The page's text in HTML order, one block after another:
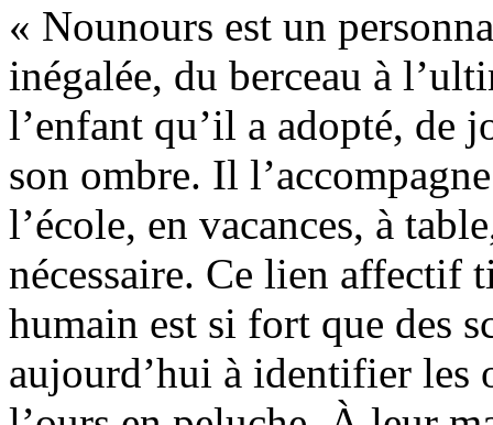
« Nounours est un
inégalée, du berceau à
l’enfant qu’il a adopté, de
son ombre. Il
l’école, en vacances, à
nécessaire. Ce lien affectif
humain est si fort que des
aujourd’hui à identifier les